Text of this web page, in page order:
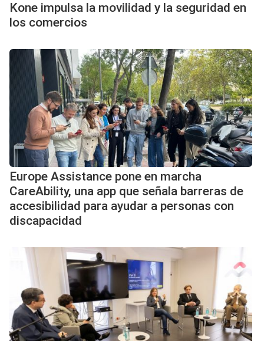
Kone impulsa la movilidad y la seguridad en
los comercios
Europe Assistance pone en marcha
CareAbility, una app que señala barreras de
accesibilidad para ayudar a personas con
discapacidad